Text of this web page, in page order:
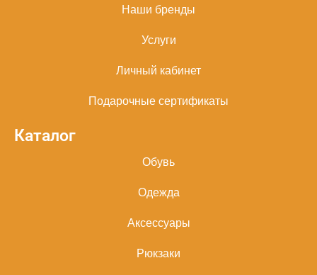
Наши бренды
Услуги
Личный кабинет
Подарочные сертификаты
Каталог
Обувь
Одежда
Аксессуары
Рюкзаки